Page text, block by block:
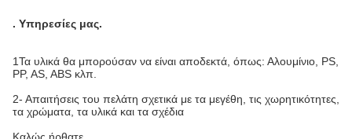
. Υπηρεσίες μας.
1Τα υλικά θα μπορούσαν να είναι αποδεκτά, όπως: Αλουμίνιο, PS,
PP, AS, ABS κλπ.
2- Απαιτήσεις του πελάτη σχετικά με τα μεγέθη, τις χωρητικότητες,
τα χρώματα, τα υλικά και τα σχέδια